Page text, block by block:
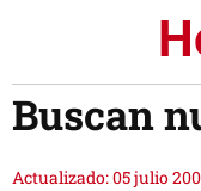
Buscan
Actualizado: 05 julio